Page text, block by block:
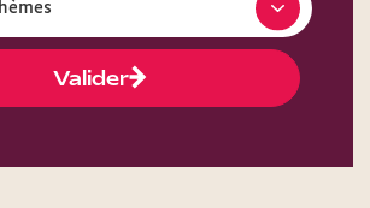
Valider